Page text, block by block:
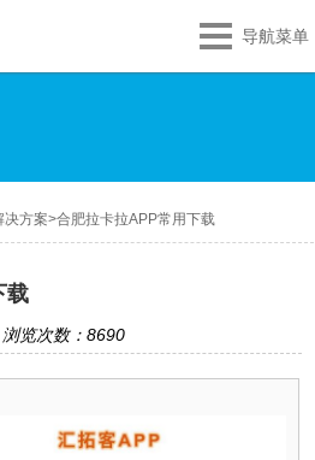
导航菜单
决方案>合肥拉卡拉APP常用下载
载
浏览次数：8690